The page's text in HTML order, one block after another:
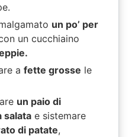
un po’ per
un cucchiaino
a fette grosse le
un paio di
salatae sistemare
di patate,